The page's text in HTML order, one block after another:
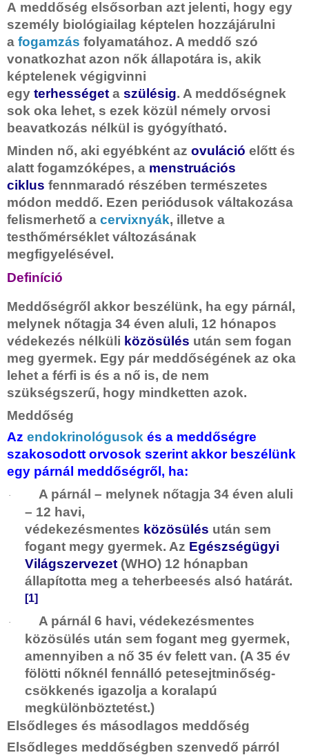
A meddőség elsősorban azt jelenti, hogy egy
személy biológiailag képtelen hozzájárulni
a fogamzás folyamatához. A meddő szó
vonatkozhat azon nők állapotára is, akik
képtelenek végigvinni
egy terhességet a szülésig. A meddőségnek
sok oka lehet, s ezek közül némely orvosi
beavatkozás nélkül is gyógyítható.
Minden nő, aki egyébként az ovuláció előtt és
alatt fogamzóképes, a menstruációs
ciklus fennmaradó részében természetes
módon meddő. Ezen periódusok váltakozása
felismerhető a cervixnyák, illetve a
testhőmérséklet változásának
megfigyelésével.
Definíció
Meddőségről akkor beszélünk, ha egy párnál,
melynek nőtagja 34 éven aluli, 12 hónapos
védekezés nélküli közösülés után sem fogan
meg gyermek. Egy pár meddőségének az oka
lehet a férfi is és a nő is, de nem
szükségszerű, hogy mindketten azok.
Meddőség
Az endokrinológusok és a meddőségre
szakosodott orvosok szerint akkor beszélünk
egy párnál meddőségről, ha:
·
A párnál – melynek nőtagja 34 éven aluli
– 12 havi,
védekezésmentes közösülés után sem
fogant megy gyermek. Az Egészségügyi
Világszervezet (WHO) 12 hónapban
állapította meg a teherbeesés alsó határát.
[1]
·
A párnál 6 havi, védekezésmentes
közösülés után sem fogant meg gyermek,
amennyiben a nő 35 év felett van. (A 35 év
fölötti nőknél fennálló petesejtminőség-
csökkenés igazolja a koralapú
megkülönböztetést.)
Elsődleges és másodlagos meddőség
Elsődleges meddőségben szenvedő párról